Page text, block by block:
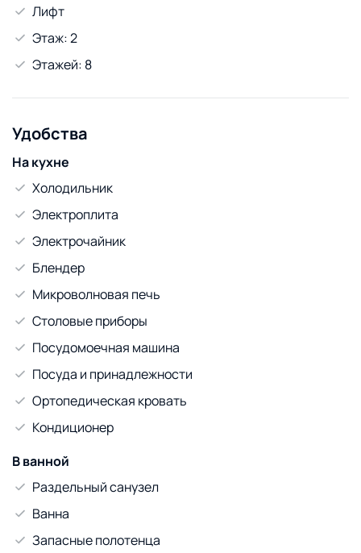
посудомоечную машину.Имеется парковочное место в
подземном паркинге.Стоимость за проживание будет
зависеть от времени и количества проживающих)
Здесь есть все для приятного времяпровождения и
Лифт
Этаж: 2
Этажей: 8
Удобства
На кухне
Холодильник
Электроплита
Электрочайник
Блендер
Микроволновая печь
Столовые приборы
Посудомоечная машина
Посуда и принадлежности
Ортопедическая кровать
Кондиционер
В ванной
Раздельный санузел
Ванна
Запасные полотенца